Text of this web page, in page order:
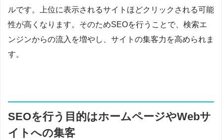
ルです。上位に表示されるサイトほどクリックされる可能
性が高くなります。そのためSEOを行うことで、検索エ
ンジンからの流入を増やし、サイトの集客力を高められま
す。
SEOを行う目的はホームページやWebサ
イトへの集客